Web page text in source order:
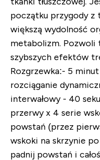
początku przygody z
większą wydolność
metabolizm. Pozwoli
szybszych efektów
Rozgrzewka:- 5 minut
rozciąganie
interwałowy- 40
przerwy x 4 serie
powstań (przez
wskoki na skrzynie
padnij powstań i